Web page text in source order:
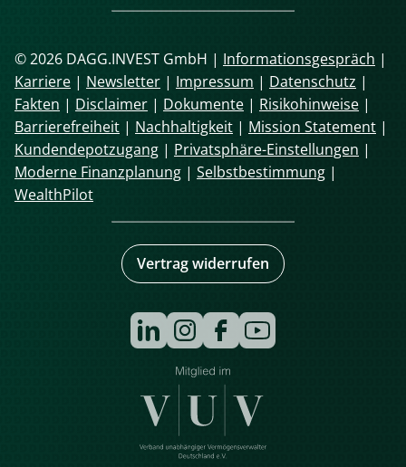
© 2026 DAGG.INVEST GmbH | Informationsgespräch |
Karriere | Newsletter | Impressum | Datenschutz |
Fakten | Disclaimer | Dokumente | Risikohinweise |
Barrierefreiheit | Nachhaltigkeit | Mission Statement |
Kundendepotzugang | Privatsphäre-Einstellungen |
Moderne Finanzplanung | Selbstbestimmung |
WealthPilot
Vertrag widerrufen
Navigation
überspringen